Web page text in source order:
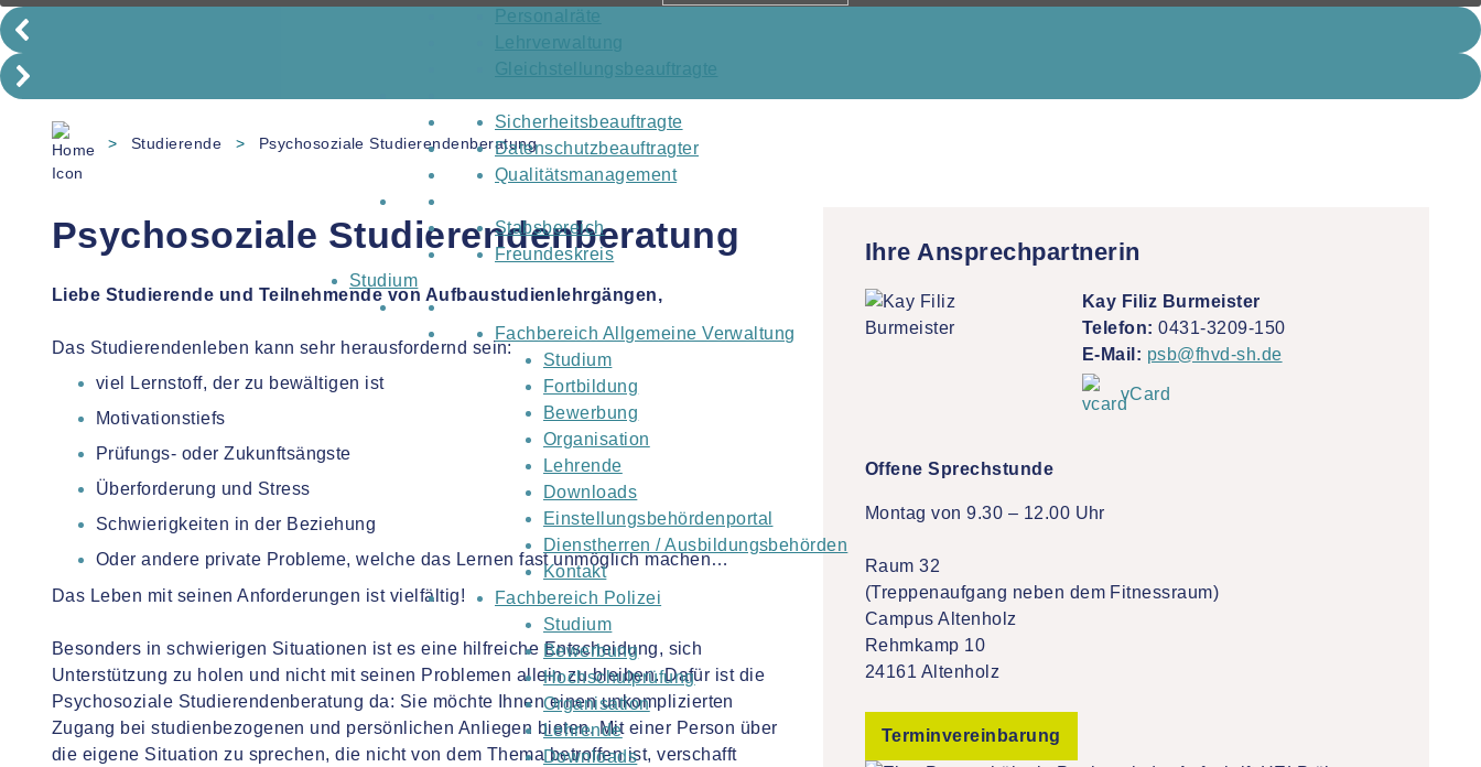
Personalräte
Lehrverwaltung
Gleichstellungsbeauftragte
Sicherheitsbeauftragte
Datenschutzbeauftragter
Qualitätsmanagement
Stabsbereich
Freundeskreis
Studium
Fachbereich Allgemeine Verwaltung
Studium
Fortbildung
Bewerbung
Organisation
Lehrende
Downloads
Einstellungsbehördenportal
Dienstherren / Ausbildungsbehörden
Kontakt
Fachbereich Polizei
Studium
Bewerbung
Hochschulprüfung
Organisation
Lehrende
Downloads
> Studierende > Psychosoziale Studierendenberatung
Psychosoziale Studierendenberatung
Liebe Studierende und Teilnehmende von Aufbaustudienlehrgängen,
Das Studierendenleben kann sehr herausfordernd sein:
viel Lernstoff, der zu bewältigen ist
Motivationstiefs
Prüfungs- oder Zukunftsängste
Überforderung und Stress
Schwierigkeiten in der Beziehung
Oder andere private Probleme, welche das Lernen fast unmöglich machen…
Das Leben mit seinen Anforderungen ist vielfältig!
Besonders in schwierigen Situationen ist es eine hilfreiche Entscheidung, sich
Unterstützung zu holen und nicht mit seinen Problemen allein zu bleiben. Dafür ist die
Psychosoziale Studierendenberatung da: Sie möchte Ihnen einen unkomplizierten
Zugang bei studienbezogenen und persönlichen Anliegen bieten. Mit einer Person über
die eigene Situation zu sprechen, die nicht von dem Thema betroffen ist, verschafft
Ihre Ansprechpartnerin
Kay Filiz Burmeister
Telefon: 0431-3209-150
E-Mail: psb@fhvd-sh.de
vCard
Offene Sprechstunde
Montag von 9.30 – 12.00 Uhr
Raum 32
(Treppenaufgang neben dem Fitnessraum)
Campus Altenholz
Rehmkamp 10
24161 Altenholz
Terminvereinbarung